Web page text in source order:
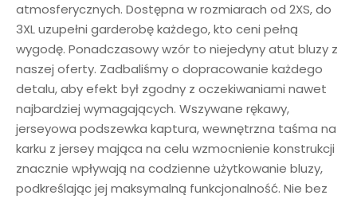
atmosferycznych. Dostępna w rozmiarach od 2XS, do
3XL uzupełni garderobę każdego, kto ceni pełną
wygodę. Ponadczasowy wzór to niejedyny atut bluzy z
naszej oferty. Zadbaliśmy o dopracowanie każdego
detalu, aby efekt był zgodny z oczekiwaniami nawet
najbardziej wymagających. Wszywane rękawy,
jerseyowa podszewka kaptura, wewnętrzna taśma na
karku z jersey mająca na celu wzmocnienie konstrukcji
znacznie wpływają na codzienne użytkowanie bluzy,
podkreślając jej maksymalną funkcjonalność. Nie bez